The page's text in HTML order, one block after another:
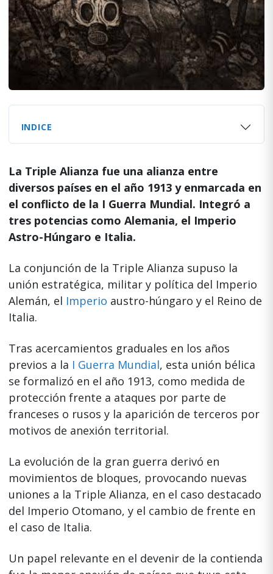
INDICE
La Triple Alianza fue una alianza entre
diversos países en el año 1913 y enmarcada en
el conflicto de la I Guerra Mundial. Integró a
tres potencias como Alemania, el Imperio
Astro-Húngaro e Italia.
La conjunción de la Triple Alianza supuso la
unión estratégica, militar y política del Imperio
Alemán, el Imperio austro-húngaro y el Reino de
Italia.
Tras acercamientos graduales en los años
previos a la I Guerra Mundial, esta unión bélica
se formalizó en el año 1913, como medida de
protección frente a ataques por parte de
franceses o rusos y la aparición de terceros por
motivos de anexión territorial.
La evolución de la gran guerra derivó en
movimientos de bloques, provocando nuevas
uniones a la Triple Alianza, en el caso destacado
del Imperio Otomano, y el cambio de frente en
el caso de Italia.
Un papel relevante en el devenir de la contienda